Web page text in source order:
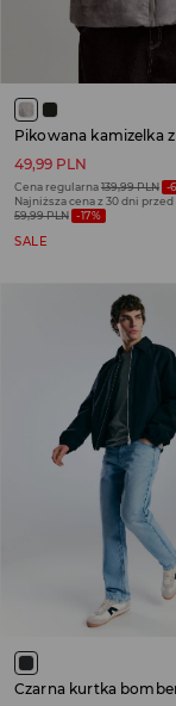
49,99 PLN
Cena regularna139,99 PLN -
Najniższa cena z 30 dni
59,99 PLN -17%
SALE